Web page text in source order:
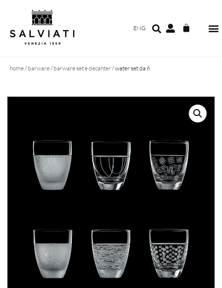
ENG
home/ barware/ barware set e decanter/ water set da 6